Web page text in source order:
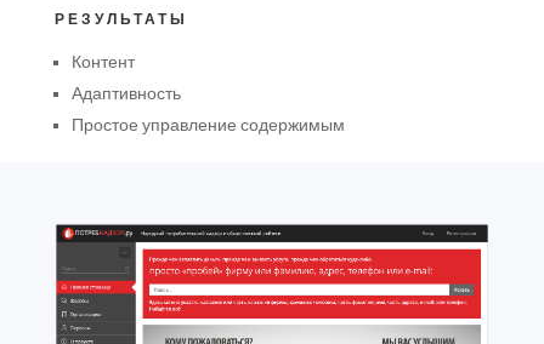
РЕЗУЛЬТАТЫ
Контент
Адаптивность
Простое управление содержимым